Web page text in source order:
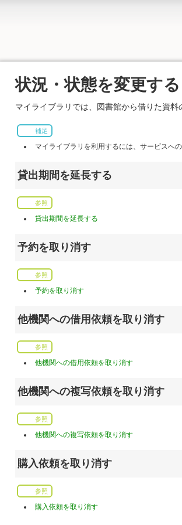
状況・状態を変更する
マイライブラリでは、図書館から借りた資
補足
マイライブラリを利用するには、サービスへ
貸出期間を延長する
参照
貸出期間を延長する
予約を取り消す
参照
予約を取り消す
他機関への借用依頼を取り消す
参照
他機関への借用依頼を取り消す
他機関への複写依頼を取り消す
参照
他機関への複写依頼を取り消す
購入依頼を取り消す
参照
購入依頼を取り消す